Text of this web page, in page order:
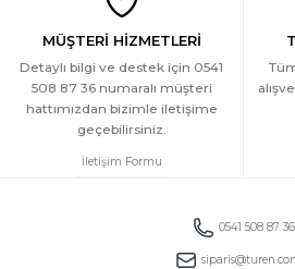
MÜŞTERİ HİZMETLERİ
Detaylı bilgi ve destek için 0541
508 87 36 numaralı müşteri
hattımızdan bizimle iletişime
geçebilirsiniz.
İletişim Formu
0541 508 87 36